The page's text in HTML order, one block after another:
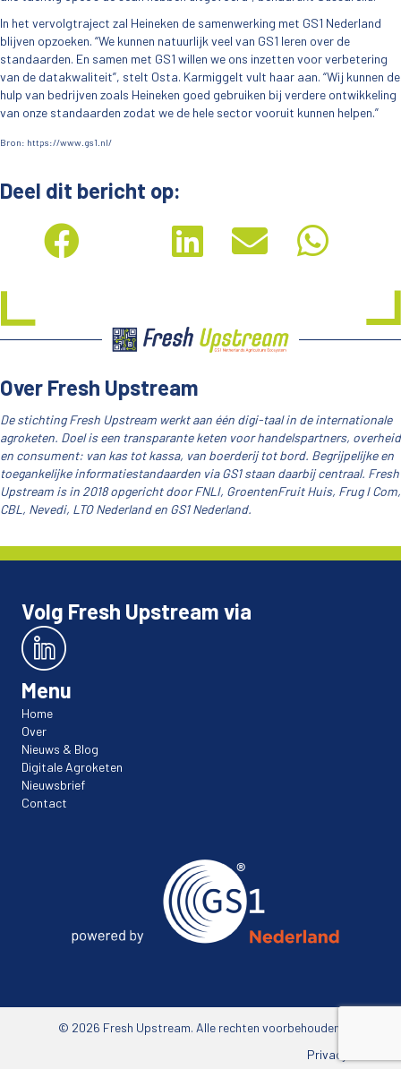
In het vervolgtraject zal Heineken de samenwerking met GS1 Nederland
blijven opzoeken. “We kunnen natuurlijk veel van GS1 leren over de
standaarden. En samen met GS1 willen we ons inzetten voor verbetering
van de datakwaliteit”, stelt Osta. Karmiggelt vult haar aan. “Wij kunnen de
hulp van bedrijven zoals Heineken goed gebruiken bij verdere ontwikkeling
van onze standaarden zodat we de hele sector vooruit kunnen helpen.”
Bron: https://www.gs1.nl/
Deel dit bericht op:
Over Fresh Upstream
De stichting Fresh Upstream werkt aan één digi-taal in de internationale
agroketen. Doel is een transparante keten voor handelspartners, overheid
en consument: van kas tot kassa, van boerderij tot bord. Begrijpelijke en
toegankelijke informatiestandaarden via GS1 staan daarbij centraal. Fresh
Upstream is in 2018 opgericht door FNLI, GroentenFruit Huis, Frug I Com,
CBL, Nevedi, LTO Nederland en GS1 Nederland.
Volg Fresh Upstream via
Menu
Home
Over
Nieuws & Blog
Digitale Agroketen
Nieuwsbrief
Contact
© 2026 Fresh Upstream. Alle rechten voorbehouden.
Privacybeleid